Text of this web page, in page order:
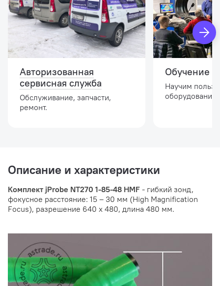
Авторизованная
сервисная служба
Обслуживание, запчасти,
ремонт.
Обучение
Научим
Описание и характеристики
Комплект jProbe NT270 1-85-48 HMF - гибкий зонд,
фокусное расстояние: 15 – 30 мм (High Magnification
Focus), разрешение 640 х 480, длина 480 мм.